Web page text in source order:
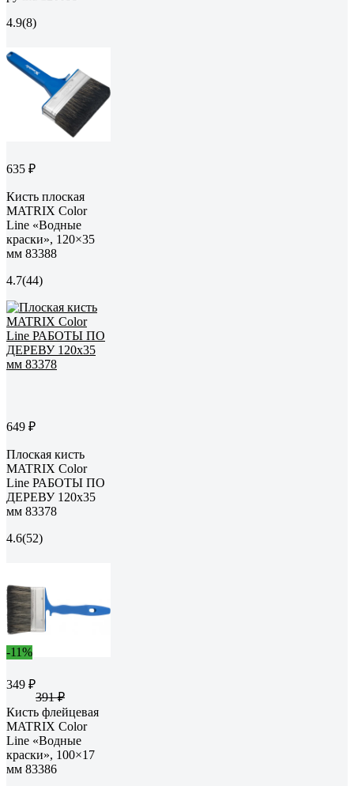
4.9(8)
635 ₽
Кисть плоская
MATRIX Color
Line «Водные
краски», 120×35
мм 83388
4.7(44)
649 ₽
Плоская кисть
MATRIX Color
Line РАБОТЫ ПО
ДЕРЕВУ 120х35
мм 83378
4.6(52)
-11%
349 ₽
391 ₽
Кисть флейцевая
MATRIX Color
Line «Водные
краски», 100×17
мм 83386